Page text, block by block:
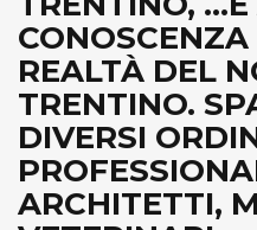
REALTÀ DEL
TRENTINO.
DIVERSI
ARCHITETTI,